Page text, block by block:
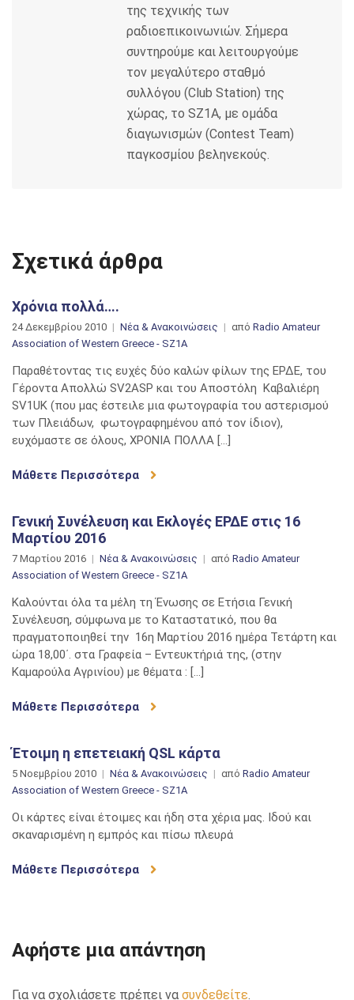
της τεχνικής των
ραδιοεπικοινωνιών. Σήμερα
συντηρούμε και λειτουργούμε
τον μεγαλύτερο σταθμό
συλλόγου (Club Station) της
χώρας, το SZ1A, με ομάδα
διαγωνισμών (Contest Team)
παγκοσμίου βεληνεκούς.
Σχετικά άρθρα
Χρόνια πολλά….
24 Δεκεμβρίου 2010 Νέα & Ανακοινώσεις από Radio Amateur
Association of Western Greece - SZ1A
Παραθέτοντας τις ευχές δύο καλών φίλων της ΕΡΔΕ, του
Γέροντα Απολλώ SV2ASP και του Αποστόλη Καβαλιέρη
SV1UK (που μας έστειλε μια φωτογραφία του αστερισμού
των Πλειάδων, φωτογραφημένου από τον ίδιον),
ευχόμαστε σε όλους, ΧΡΟΝΙΑ ΠΟΛΛΑ […]
Μάθετε Περισσότερα
Γενική Συνέλευση και Εκλογές ΕΡΔΕ στις 16
Μαρτίου 2016
7 Μαρτίου 2016 Νέα & Ανακοινώσεις από Radio Amateur
Association of Western Greece - SZ1A
Καλούνται όλα τα μέλη τη Ένωσης σε Ετήσια Γενική
Συνέλευση, σύμφωνα με το Καταστατικό, που θα
πραγματοποιηθεί την 16η Μαρτίου 2016 ημέρα Τετάρτη και
ώρα 18,00΄. στα Γραφεία – Εντευκτήριά της, (στην
Καμαρούλα Αγρινίου) με θέματα : […]
Μάθετε Περισσότερα
Έτοιμη η επετειακή QSL κάρτα
5 Νοεμβρίου 2010 Νέα & Ανακοινώσεις από Radio Amateur
Association of Western Greece - SZ1A
Οι κάρτες είναι έτοιμες και ήδη στα χέρια μας. Ιδού και
σκαναρισμένη η εμπρός και πίσω πλευρά
Μάθετε Περισσότερα
Αφήστε μια απάντηση
Για να σχολιάσετε πρέπει να συνδεθείτε.